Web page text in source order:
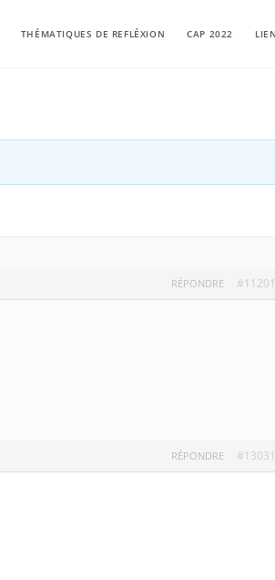
THÉMATIQUES DE REFLÉXION CAP 2022
RÉPONDRE
RÉPONDRE